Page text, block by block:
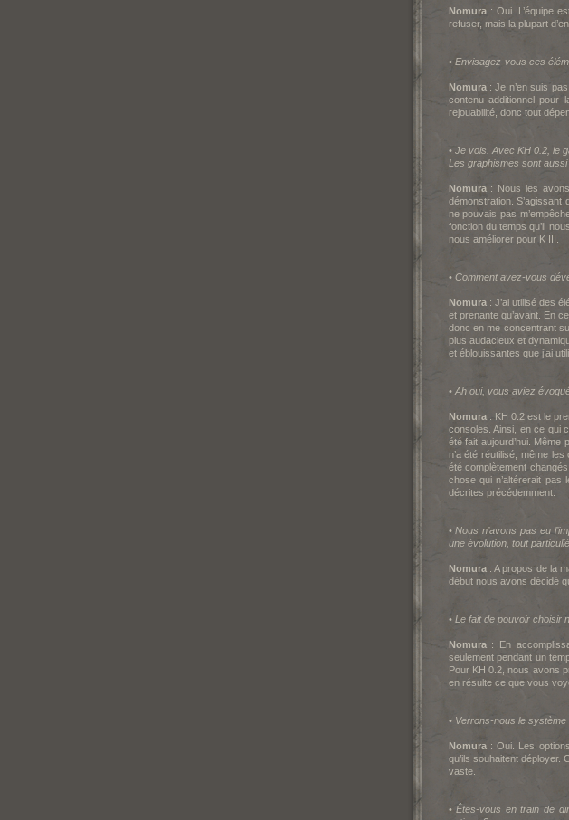
Nomura: Oui. L’équipe
refuser, mais la plupart
• Envisagez-vous ces
Nomura: Je n’en suis
contenu additionnel pour
rejouabilité, donc tout
• Je vois. Avec KH 0.2, le
Les graphismes sont
Nomura: Nous les avons
démonstration.
ne pouvais pas
fonction du temps qu’il
nous améliorer pour KIII.
• Comment avez-vous
Nomura: J’ai utilisé des
et prenante qu’avant. En
donc en me concentrant
plus audacieux et
et éblouissantes que j’ai
• Ah oui, vous aviez
Nomura: KH 0.2 est le
consoles. Ainsi, en ce qui
été fait aujourd’hui.
n’a été réutilisé, même
été complètement
chose qui n’altérerait pas
décrites précédemment.
•Nous n’avons pas eu
une évolution, tout
Nomura: A propos de la
début nous avons décidé
• Le fait de pouvoir choisir
Nomura: En
seulement pendant un
Pour KH 0.2, nous avons
en résulte ce que vous
• Verrons-nous le
Nomura: Oui. Les
qu’ils souhaitent déployer.
vaste.
•Êtes-vous en train de